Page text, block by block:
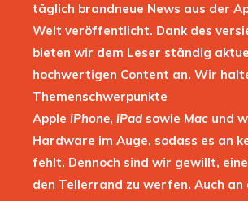
täglich brandneue News aus der
Welt veröffentlicht. Dank des
bieten wir dem Leser ständig
hochwertigen Content an. Wir
Themenschwerpunkte
Apple iPhone, iPad sowie Mac und
Hardware im Auge, sodass es an
fehlt. Dennoch sind wir gewillt,
den Tellerrand zu werfen. Auch an